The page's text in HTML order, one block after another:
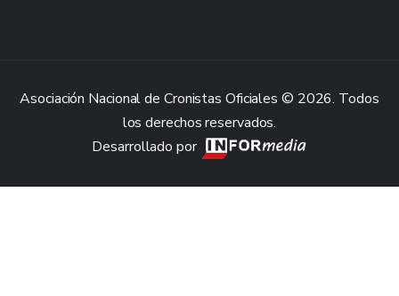
Asociación Nacional de Cronistas Oficiales © 2026. Todos
los derechos reservados.
Desarrollado por